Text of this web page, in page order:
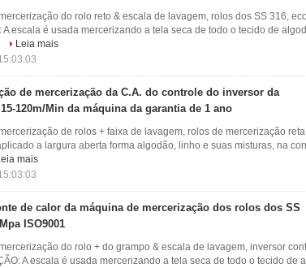
do rolo reto & escala de lavagem, rolos dos SS 316,
A escala é usada mercerizando a tela seca de todo o tecido de
Leia mais
de mercerização da C.A. do controle do inversor da
120m/Min da máquina da garantia de 1 ano
de rolos + faixa de lavagem, rolos de mercerização
a largura aberta forma algodão, linho e suas misturas, na
mais
de calor da máquina de mercerização dos rolos dos SS
ISO9001
do rolo + do grampo & escala de lavagem, inversor
A escala é usada mercerizando a tela seca de todo o tecido de